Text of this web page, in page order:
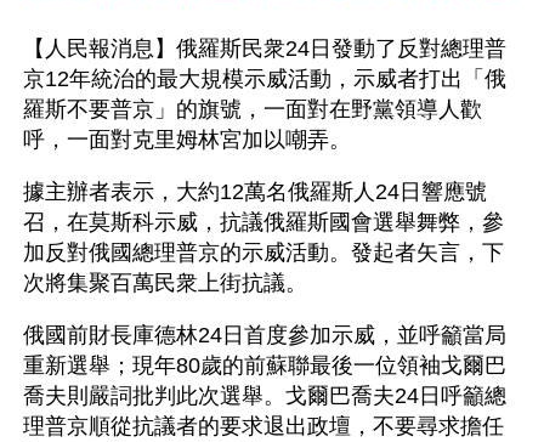
【人民報消息】俄羅斯民衆24日發動了反對總理普
京12年統治的最大規模示威活動，示威者打出「俄
羅斯不要普京」的旗號，一面對在野黨領導人歡
呼，一面對克里姆林宮加以嘲弄。
據主辦者表示，大約12萬名俄羅斯人24日響應號
召，在莫斯科示威，抗議俄羅斯國會選舉舞弊，參
加反對俄國總理普京的示威活動。發起者矢言，下
次將集聚百萬民衆上街抗議。
俄國前財長庫德林24日首度參加示威，並呼籲當局
重新選舉；現年80歲的前蘇聯最後一位領袖戈爾巴
喬夫則嚴詞批判此次選舉。戈爾巴喬夫24日呼籲總
理普京順從抗議者的要求退出政壇，不要尋求擔任